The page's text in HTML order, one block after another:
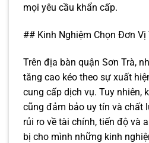
mọi yêu cầu khẩn cấp.
## Kinh Nghiệm Chọn Đơn Vị
Trên địa bàn quận Sơn Trà,
tăng cao kéo theo sự xuất
cung cấp dịch vụ. Tuy nhiên,
cũng đảm bảo uy tín và chất
rủi ro về tài chính, tiến độ và
bị cho mình những kinh